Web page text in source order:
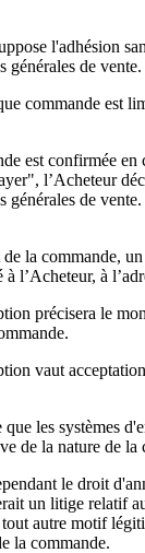
l'adhésion
générales de vente.
commande est
est confirmée
l’Acheteur
générales de
la commande,
l’Acheteur, à
précisera le
vaut
les systèmes
de la nature de la
le droit
un litige relatif
autre motif
la commande.